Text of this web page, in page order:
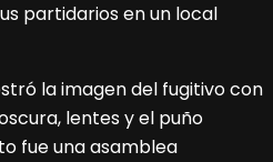
partidarios en un local
la imagen del fugitivo con
lentes y el puño
fue una asamblea